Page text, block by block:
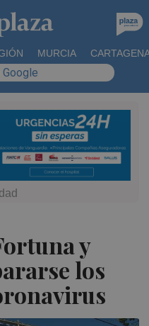
MURCIA
y
los